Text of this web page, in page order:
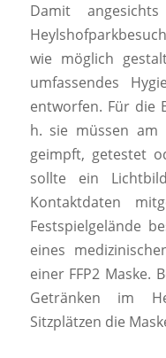
Damit
wie möglich
umfassendes
entworfen. Für die
h. sie müssen am
geimpft, getestet
sollte ein
Kontaktdaten
Festspielgelände
eines
einer FFP2 Maske.
Getränken im
Sitzplätzen die